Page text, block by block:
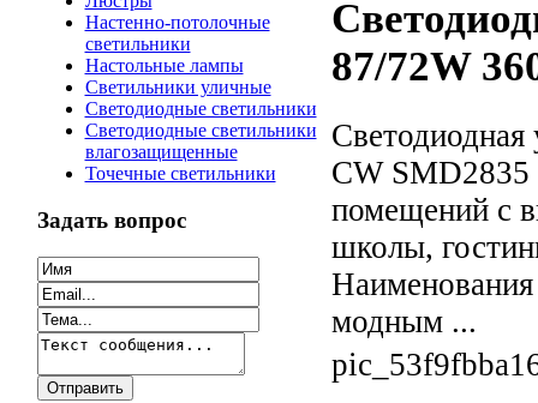
Настенно-потолочные
светильники
Настольные лампы
Светильники уличные
Светодиодные светильники
Светодиодные светильники
влагозащищенные
Точечные светильники
Задать вопрос
87/72W
Светодиодная
CW SMD2835
помещений с
школы,
модным ...